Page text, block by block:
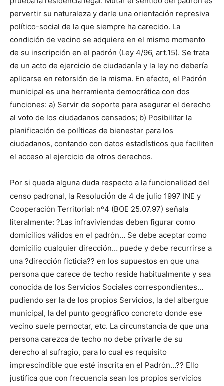
pervertir su naturaleza y darle una orientación represiva
político-social de la que siempre ha carecido. La
condición de vecino se adquiere en el mismo momento
de su inscripción en el padrón (Ley 4/96, art.15). Se trata
de un acto de ejercicio de ciudadanía y la ley no debería
aplicarse en retorsión de la misma. En efecto, el Padrón
municipal es una herramienta democrática con dos
funciones: a) Servir de soporte para asegurar el derecho
al voto de los ciudadanos censados; b) Posibilitar la
planificación de políticas de bienestar para los
ciudadanos, contando con datos estadísticos que faciliten
el acceso al ejercicio de otros derechos.
Por si queda alguna duda respecto a la funcionalidad del
censo padronal, la Resolución de 4 de julio 1997 INE y
Cooperación Territorial: nº4 (BOE 25.07.97) señala
literalmente: ?Las infraviviendas deben figurar como
domicilios válidos en el padrón… Se debe aceptar como
domicilio cualquier dirección… puede y debe recurrirse a
una ?dirección ficticia?? en los supuestos en que una
persona que carece de techo reside habitualmente y sea
conocida de los Servicios Sociales correspondientes…
pudiendo ser la de los propios Servicios, la del albergue
municipal, la del punto geográfico concreto donde ese
vecino suele pernoctar, etc. La circunstancia de que una
persona carezca de techo no debe privarle de su
derecho al sufragio, para lo cual es requisito
imprescindible que esté inscrita en el Padrón…?? Ello
justifica que con frecuencia sean los propios servicios